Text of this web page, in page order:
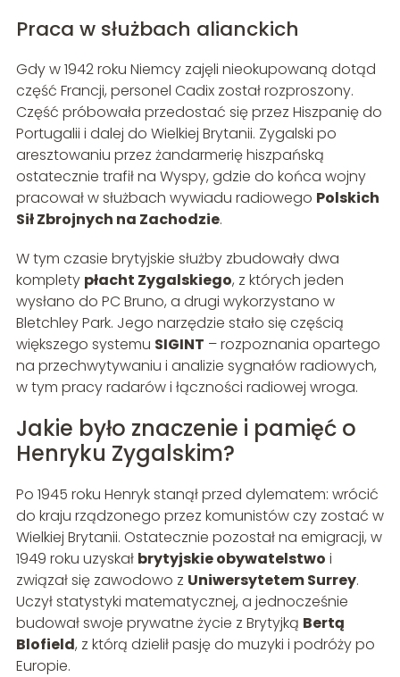
Praca w służbach alianckich
Gdy w 1942 roku Niemcy zajęli nieokupowaną dotąd
część Francji, personel Cadix został rozproszony.
Część próbowała przedostać się przez Hiszpanię do
Portugalii i dalej do Wielkiej Brytanii. Zygalski po
aresztowaniu przez żandarmerię hiszpańską
ostatecznie trafił na Wyspy, gdzie do końca wojny
pracował w służbach wywiadu radiowego Polskich
Sił Zbrojnych na Zachodzie.
W tym czasie brytyjskie służby zbudowały dwa
komplety płacht Zygalskiego, z których jeden
wysłano do PC Bruno, a drugi wykorzystano w
Bletchley Park. Jego narzędzie stało się częścią
większego systemu SIGINT – rozpoznania opartego
na przechwytywaniu i analizie sygnałów radiowych,
w tym pracy radarów i łączności radiowej wroga.
Jakie było znaczenie i pamięć o
Henryku Zygalskim?
Po 1945 roku Henryk stanął przed dylematem: wrócić
do kraju rządzonego przez komunistów czy zostać w
Wielkiej Brytanii. Ostatecznie pozostał na emigracji, w
1949 roku uzyskał brytyjskie obywatelstwo i
związał się zawodowo z Uniwersytetem Surrey.
Uczył statystyki matematycznej, a jednocześnie
budował swoje prywatne życie z Brytyjką Bertą
Blofield, z którą dzielił pasję do muzyki i podróży po
Europie.